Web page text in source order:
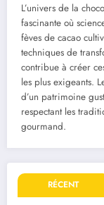
L’univers de la
fascinante où
fèves de cacao
techniques de
contribue à créer
les plus exigeants.
d’un patrimoine
respectant les
gourmand.
RÉCENT